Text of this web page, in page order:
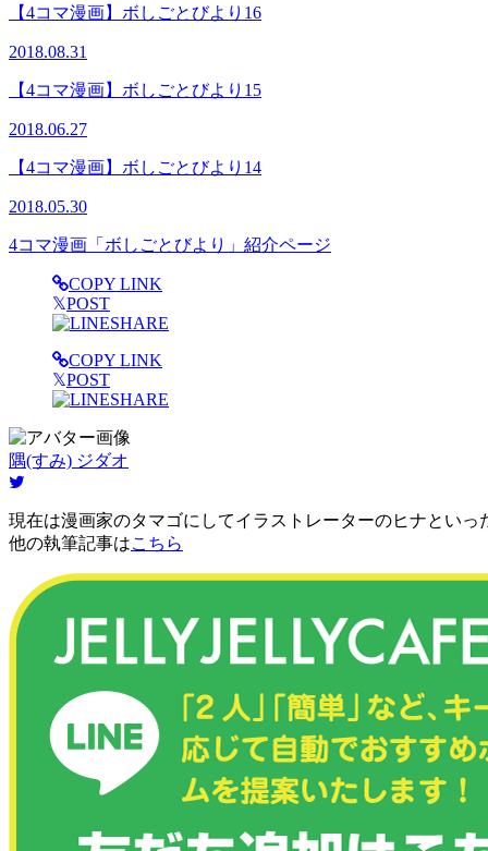
【4コマ漫画】ボしごとびより16
2018.08.31
【4コマ漫画】ボしごとびより15
2018.06.27
【4コマ漫画】ボしごとびより14
2018.05.30
4コマ漫画「ボしごとびより」紹介ページ
COPY LINK
𝕏POST
SHARE
COPY LINK
𝕏POST
SHARE
隅(すみ) ジダオ
現在は漫画家のタマゴにしてイラストレーターのヒナとい
他の執筆記事はこちら